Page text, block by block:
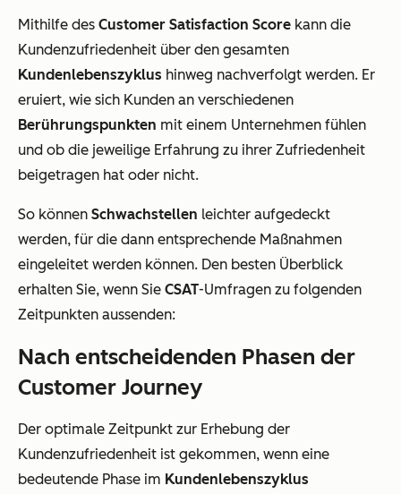
Mithilfe des Customer Satisfaction Score kann die
Kundenzufriedenheit über den gesamten
Kundenlebenszyklus hinweg nachverfolgt werden. Er
eruiert, wie sich Kunden an verschiedenen
Berührungspunkten mit einem Unternehmen fühlen
und ob die jeweilige Erfahrung zu ihrer Zufriedenheit
beigetragen hat oder nicht.
So können Schwachstellen leichter aufgedeckt
werden, für die dann entsprechende Maßnahmen
eingeleitet werden können. Den besten Überblick
erhalten Sie, wenn Sie CSAT-Umfragen zu folgenden
Zeitpunkten aussenden:
Nach entscheidenden Phasen der
Customer Journey
Der optimale Zeitpunkt zur Erhebung der
Kundenzufriedenheit ist gekommen, wenn eine
bedeutende Phase im Kundenlebenszyklus